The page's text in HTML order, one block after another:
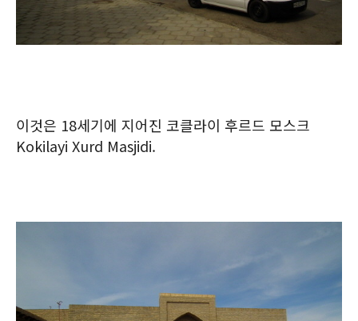
이것은 18세기에 지어진 코클라이 후르드 모스크
Kokilayi Xurd Masjidi.